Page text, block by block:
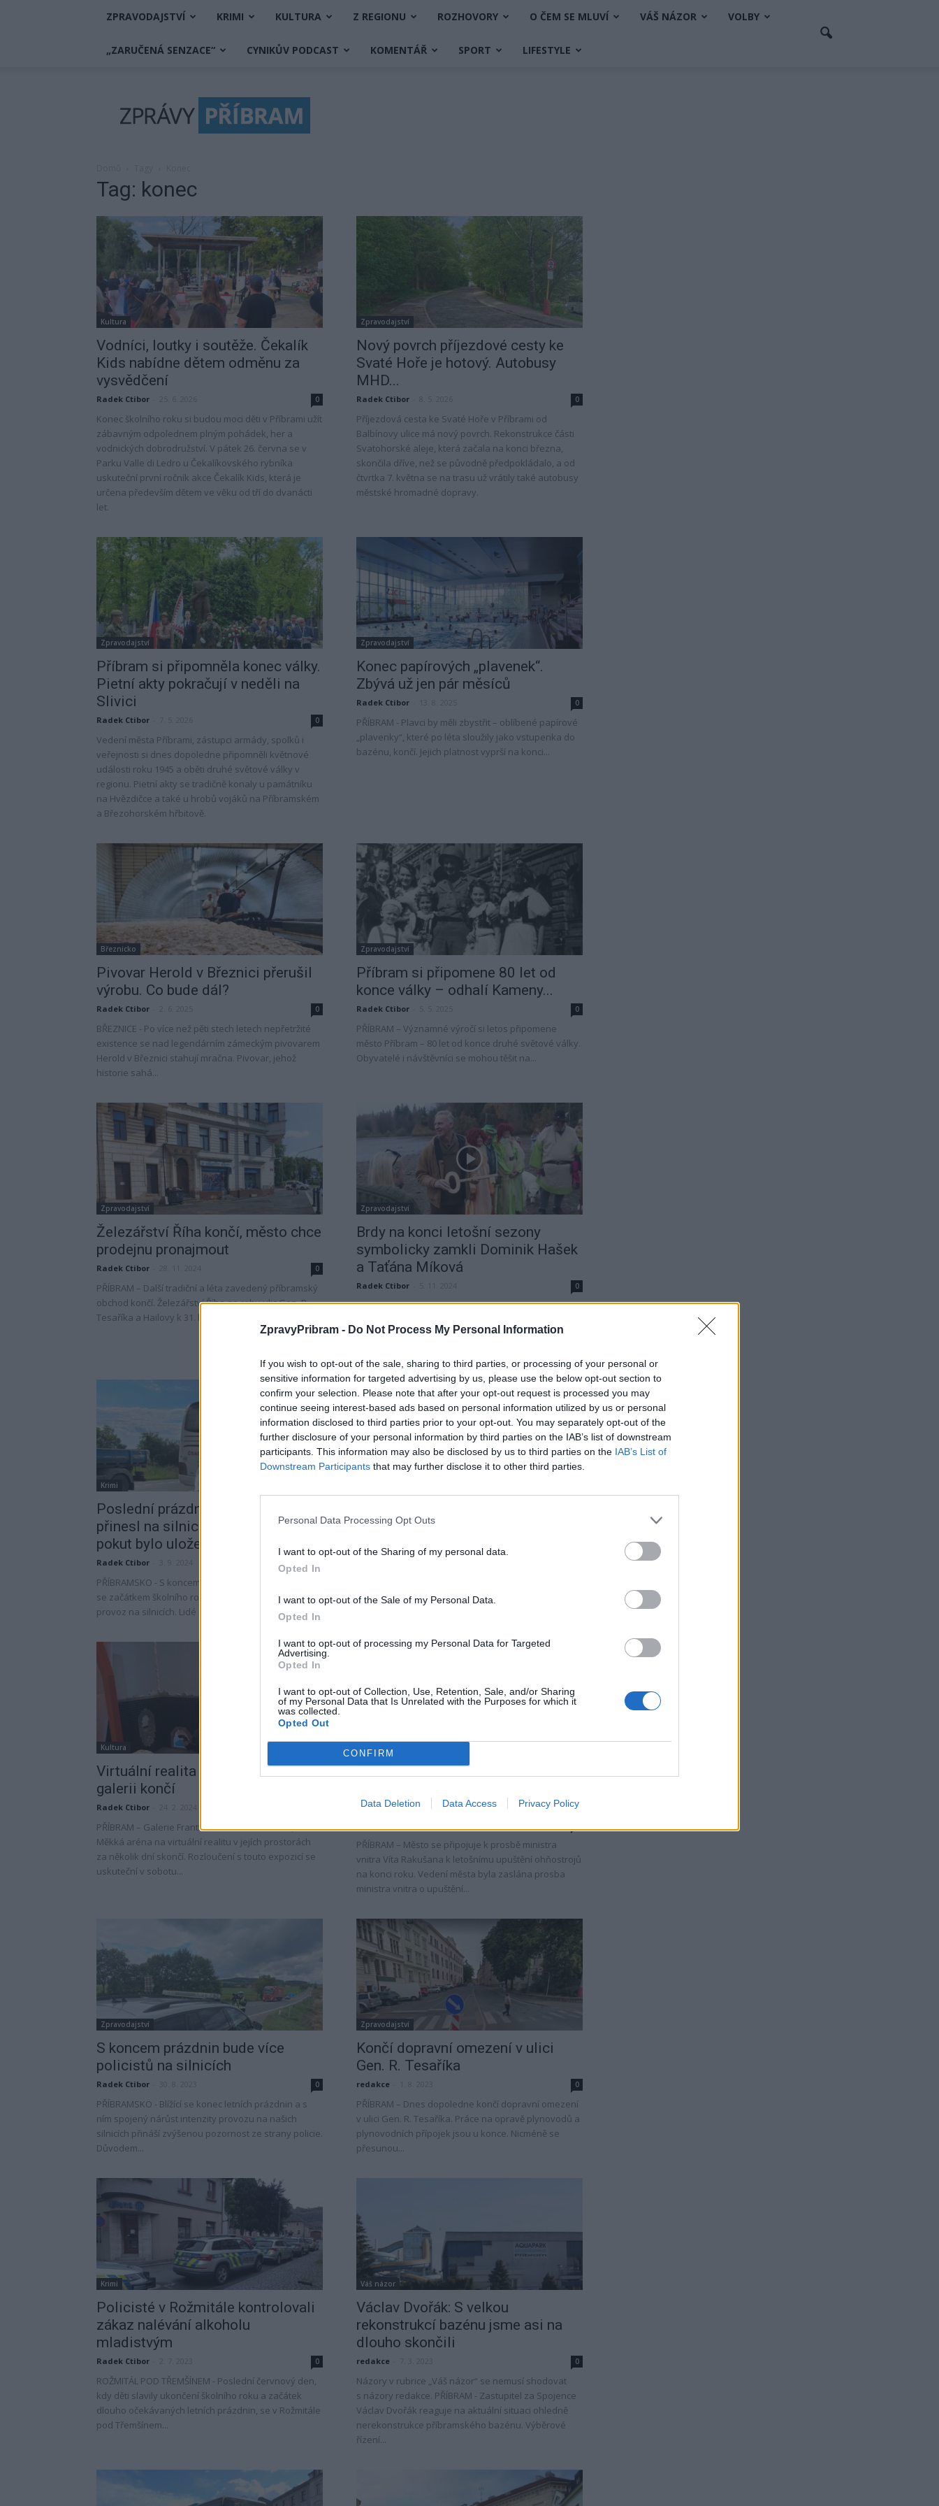
ZpravyPribram - Do Not Process My Personal Information
If you wish to opt-out of the sale, sharing to third parties, or processing of your personal or
sensitive information for targeted advertising by us, please use the below opt-out section to
confirm your selection. Please note that after your opt-out request is processed you may
continue seeing interest-based ads based on personal information utilized by us or personal
information disclosed to third parties prior to your opt-out. You may separately opt-out of the
further disclosure of your personal information by third parties on the IAB’s list of downstream
participants. This information may also be disclosed by us to third parties on the IAB’s List of
Downstream Participants that may further disclose it to other third parties.
Personal Data Processing Opt Outs
I want to opt-out of the Sharing of my personal data.
Opted In
I want to opt-out of the Sale of my Personal Data.
Opted In
I want to opt-out of processing my Personal Data for Targeted
Advertising.
Opted In
I want to opt-out of Collection, Use, Retention, Sale, and/or Sharing
of my Personal Data that Is Unrelated with the Purposes for which it
was collected.
Opted Out
CONFIRM
Data Deletion Data Access Privacy Policy
ZPRAVODAJSTVÍ KRIMI KULTURA Z REGIONU ROZHOVORY O ČEM SE MLUVÍ VÁŠ NÁZOR VOLBY
„ZARUČENÁ SENZACE“ CYNIKŮV PODCAST KOMENTÁŘ SPORT LIFESTYLE
Příbram
Tag: konec
Kultura
Vodníci, loutky i soutěže. Čekalík
Kids nabídne dětem odměnu za
vysvědčení
Radek Ctibor 0
Konec školního roku si budou moci děti v Příbrami užít
zábavným odpolednem plným pohádek, her a
vodnických dobrodružství. V pátek 26. června se v
Parku Valle di Ledro u Čekalíkovského rybníka
uskuteční první ročník akce Čekalík Kids, která je
určena především dětem ve věku od tří do dvanácti
let.
Zpravodajství
Nový povrch příjezdové cesty ke
Svaté Hoře je hotový. Autobusy
MHD...
Radek Ctibor 0
Příjezdová cesta ke Svaté Hoře v Příbrami od
Balbínovy ulice má nový povrch. Rekonstrukce části
Svatohorské aleje, která začala na konci března,
skončila dříve, než se původně předpokládalo, a od
čtvrtka 7. května se na trasu už vrátily také autobusy
městské hromadné dopravy.
Zpravodajství
Příbram si připomněla konec války.
Pietní akty pokračují v neděli na
Slivici
Radek Ctibor 0
Vedení města Příbrami, zástupci armády, spolků i
veřejnosti si dnes dopoledne připomněli květnové
události roku 1945 a oběti druhé světové války v
regionu. Pietní akty se tradičně konaly u památníku
na Hvězdičce a také u hrobů vojáků na Příbramském
a Březohorském hřbitově.
Zpravodajství
Konec papírových „plavenek“.
Zbývá už jen pár měsíců
Radek Ctibor 0
PŘÍBRAM - Plavci by měli zbystřit – oblíbené papírové
„plavenky“, které po léta sloužily jako vstupenka do
bazénu, končí. Jejich platnost vyprší na konci...
Březnicko
Pivovar Herold v Březnici přerušil
výrobu. Co bude dál?
Radek Ctibor 0
BŘEZNICE - Po více než pěti stech letech nepřetržité
existence se nad legendárním zámeckým pivovarem
Herold v Březnici stahují mračna. Pivovar, jehož
historie sahá...
Zpravodajství
Příbram si připomene 80 let od
konce války – odhalí Kameny...
Radek Ctibor 0
PŘÍBRAM – Významné výročí si letos připomene
město Příbram – 80 let od konce druhé světové války.
Obyvatelé i návštěvníci se mohou těšit na...
Zpravodajství
Železářství Říha končí, město chce
prodejnu pronajmout
Radek Ctibor 0
PŘÍBRAM – Další tradiční a léta zavedený příbramský
obchod končí. Železářství Říha na rohu ulic Gen. R.
Tesaříka a Hailovy k 31. lednu 2025...
Zpravodajství
Brdy na konci letošní sezony
symbolicky zamkli Dominik Hašek
a Taťána Míková
Radek Ctibor 0
BRDY - První listopadovou sobotu se konalo u
Akce tradičně přilákala několik desítek lidí, především
Krimi
Poslední prázdninový víkend
přinesl na silnice více policistů,
pokut bylo uloženo...
Radek Ctibor
PŘÍBRAMSKO - S koncem letních prázdnin a blížícím
se začátkem školního roku se každoročně zvyšuje
provoz na silnicích. Lidé se vracejí z dovolených a...
konce druhé světové války
nástupem a pietními akty...
zahájil oslavy Dne vítězství v Jincích. Vojáci a
Kultura
Virtuální realita v příbramské
galerii končí
Radek Ctibor
PŘÍBRAM – Galerie Františka Drtikola oznámila, že
Měkká aréna na virtuální realitu v jejích prostorách
za několik dní skončí. Rozloučení s touto expozicí se
uskuteční v sobotu...
Zpravodajství
Starosta se připojuje k výzvě
zvážila odpalování...
PŘÍBRAM – Město se připojuje k prosbě ministra
vnitra Víta Rakušana k letošnímu upuštění ohňostrojů
na konci roku. Vedení města byla zaslána prosba
ministra vnitra o upuštění...
Zpravodajství
S koncem prázdnin bude více
policistů na silnicích
Radek Ctibor 0
PŘÍBRAMSKO - Blížící se konec letních prázdnin a s
ním spojený nárůst intenzity provozu na našich
silnicích přináší zvýšenou pozornost ze strany policie.
Důvodem...
Zpravodajství
Končí dopravní omezení v ulici
Gen. R. Tesaříka
redakce 0
PŘÍBRAM – Dnes dopoledne končí dopravní omezení
v ulici Gen. R. Tesaříka. Práce na opravě plynovodů a
plynovodních přípojek jsou u konce. Nicméně se
přesunou...
Krimi
Policisté v Rožmitále kontrolovali
zákaz nalévání alkoholu
mladistvým
Radek Ctibor 0
ROŽMITÁL POD TŘEMŠÍNEM - Poslední červnový den,
kdy děti slavily ukončení školního roku a začátek
dlouho očekávaných letních prázdnin, se v Rožmitále
pod Třemšínem...
Váš názor
Václav Dvořák: S velkou
rekonstrukcí bazénu jsme asi na
dlouho skončili
redakce 0
Názory v rubrice „Váš názor“ se nemusí shodovat
s názory redakce. PŘÍBRAM - Zastupitel za Spojence
Václav Dvořák reaguje na aktuální situaci ohledně
nerekonstrukce příbramského bazénu. Výběrové
řízení...